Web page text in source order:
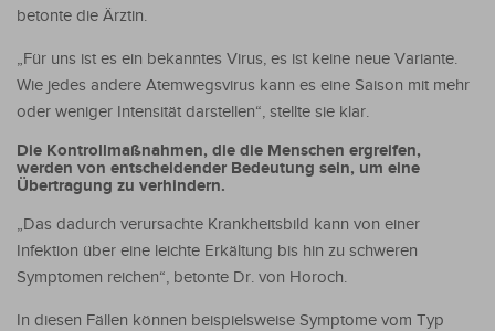
betonte die Ärztin.
„Für uns ist es ein bekanntes Virus, es ist keine neue Variante.
Wie jedes andere Atemwegsvirus kann es eine Saison mit mehr
oder weniger Intensität darstellen“, stellte sie klar.
Die Kontrollmaßnahmen, die die Menschen ergreifen,
werden von entscheidender Bedeutung sein, um eine
Übertragung zu verhindern.
„Das dadurch verursachte Krankheitsbild kann von einer
Infektion über eine leichte Erkältung bis hin zu schweren
Symptomen reichen“, betonte Dr. von Horoch.
In diesen Fällen können beispielsweise Symptome vom Typ